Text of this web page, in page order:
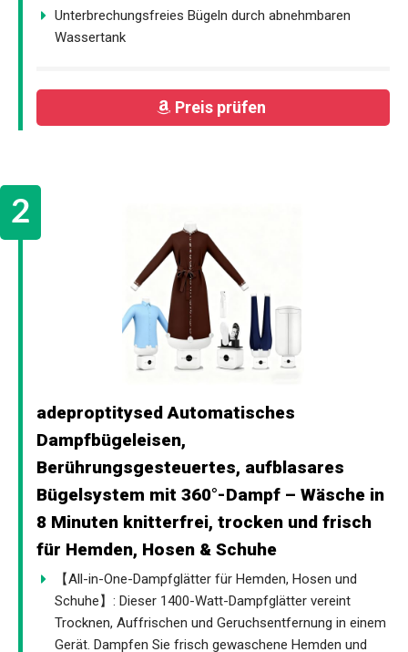
Unterbrechungsfreies Bügeln durch abnehmbaren
Wassertank
Preis prüfen
adeproptitysed Automatisches
Dampfbügeleisen,
Berührungsgesteuertes, aufblasares
Bügelsystem mit 360°-Dampf – Wäsche in
8 Minuten knitterfrei, trocken und frisch
für Hemden, Hosen & Schuhe
【All-in-One-Dampfglätter für Hemden, Hosen und
Schuhe】: Dieser 1400-Watt-Dampfglätter vereint
Trocknen, Auffrischen und Geruchsentfernung in einem
Gerät. Dampfen Sie frisch gewaschene Hemden und